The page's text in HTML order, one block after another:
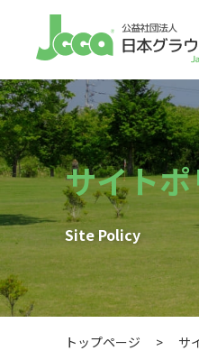
サイト
Site Policy
トップページ > サ